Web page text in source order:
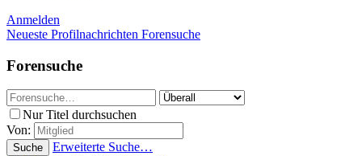
Anmelden
Neueste Profilnachrichten Forensuche
Forensuche
Nur Titel durchsuchen
Von:
Suche Erweiterte Suche…